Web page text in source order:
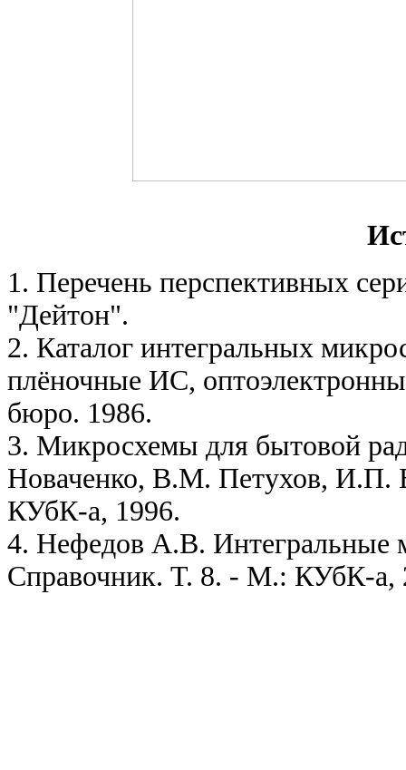
1. Перечень перспективных
"Дейтон".
2. Каталог интегральных
плёночные ИС,
бюро. 1986.
3. Микросхемы для бытовой
Новаченко, В.М. Петухов, И.П.
КУбК-а, 1996.
4. Нефедов А.В. Интегральные
Справочник. Т. 8. - М.: КУбК-а,